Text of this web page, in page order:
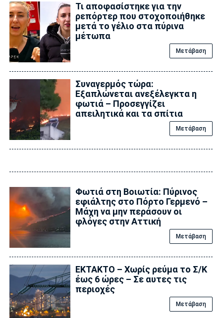
Τι αποφασίστηκε για την
ρεπόρτερ που στοχοποιήθηκε
μετά το γέλιο στα πύρινα
μέτωπα
Μετάβαση
Συναγερμός τώρα:
Εξαπλώνεται ανεξέλεγκτα η
φωτιά – Προσεγγίζει
απειλητικά και τα σπίτια
Μετάβαση
Φωτιά στη Βοιωτία: Πύρινος
εφιάλτης στο Πόρτο Γερμενό –
Μάχη να μην περάσουν οι
φλόγες στην Αττική
Μετάβαση
ΕΚΤΑΚΤΟ – Χωρίς ρεύμα το Σ/Κ
έως 6 ώρες – Σε αυτες τις
περιοχές
Μετάβαση